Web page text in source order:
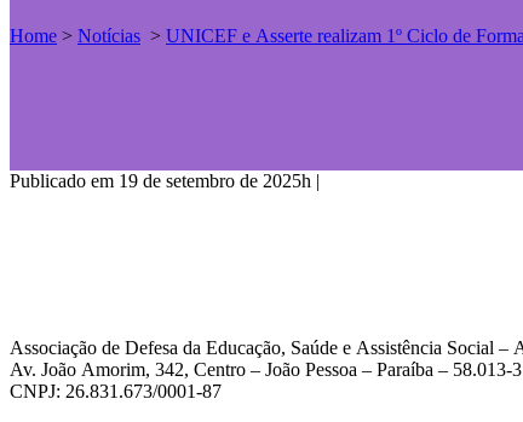
Home > Notícias > UNICEF e Asserte realizam 1º Ciclo de
Publicado em 19 de setembro de 2025h |
Associação de Defesa da Educação, Saúde e Assistência Social –
Av. João Amorim, 342, Centro – João Pessoa – Paraíba – 58.013-
CNPJ: 26.831.673/0001-87